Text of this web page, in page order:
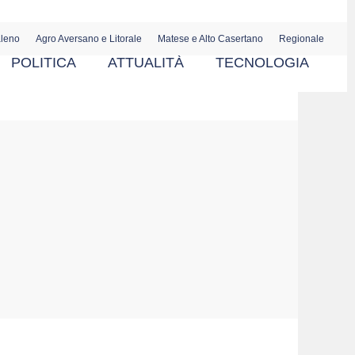
Agro Aversano e Litorale Matese e Alto Casertano Regionale
POLITICA ATTUALITÀ TECNOLOGIA